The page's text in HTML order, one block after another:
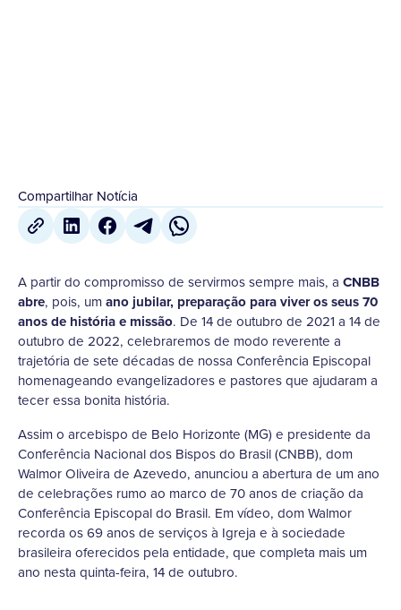
Compartilhar Notícia
A partir do compromisso de servirmos sempre mais, a CNBB
abre, pois, umano jubilar, preparação para viver os seus 70
anos de história e missão. De 14 de outubro de 2021 a 14 de
outubro de 2022, celebraremos de modo reverente a
trajetória de sete décadas de nossa Conferência Episcopal
homenageando evangelizadores e pastores que ajudaram a
tecer essa bonita história.
Assim o arcebispo de Belo Horizonte (MG) e presidente da
Conferência Nacional dos Bispos do Brasil (CNBB), dom
Walmor Oliveira de Azevedo, anunciou a abertura de um ano
de celebrações rumo ao marco de 70 anos de criação da
Conferência Episcopal do Brasil. Em vídeo, dom Walmor
recorda os 69 anos de serviços à Igreja e à sociedade
brasileira oferecidos pela entidade, que completa mais um
ano nesta quinta-feira, 14 de outubro.